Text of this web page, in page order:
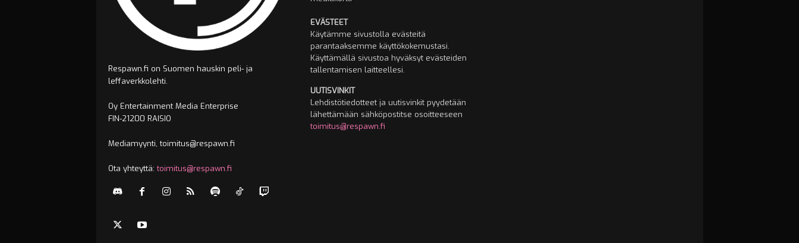
Respawn.fi on Suomen hauskin peli- ja
leffaverkkolehti.
Oy Entertainment Media Enterprise
FIN-21200 RAISIO
Mediamyynti, toimitus@respawn.fi
Ota yhteyttä:toimitus@respawn.fi
EVÄSTEET
Käytämme sivustolla evästeitä
parantaaksemme käyttökokemustasi.
Käyttämällä sivustoa hyväksyt evästeiden
tallentamisen laitteellesi.
UUTISVINKIT
Lehdistötiedotteet ja uutisvinkit pyydetään
lähettämään sähköpostitse osoitteeseen
toimitus@respawn.fi